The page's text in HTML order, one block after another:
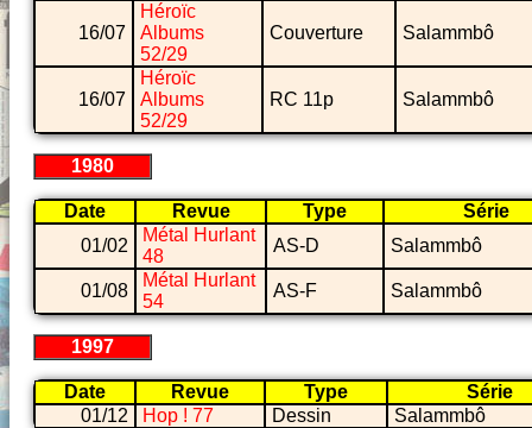
16/07
Héroïc
Albums
52/29
Couverture Salammbô
16/07
Héroïc
Albums
52/29
RC 11p Salammbô
1980
Date Revue Type
Série
01/02
Métal Hurlant
48
AS-D Salammbô
01/08
Métal Hurlant
54
AS-F Salammbô
1997
Date Revue Type
Série
01/12
Hop ! 77 Dessin Salammbô